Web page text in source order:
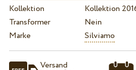
Kollektion
Kollektion
Transformer
Nein
Marke
Silviamo
Versand